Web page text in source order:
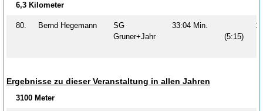
6,3 Kilometer
80. Bernd Hegemann
SG
Gruner+Jahr
33:04 Min.
(5:15)
Ergebnisse zu dieser Veranstaltung in allen Jahren
3100 Meter